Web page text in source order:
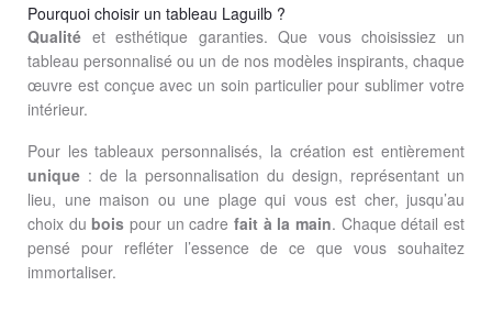
Pourquoi choisir un tableau Laguilb ?
Qualité et esthétique garanties. Que vous choisissiez un
tableau personnalisé ou un de nos modèles inspirants, chaque
œuvre est conçue avec un soin particulier pour sublimer votre
intérieur.
Pour les tableaux personnalisés, la création est entièrement
unique : de la personnalisation du design, représentant un
lieu, une maison ou une plage qui vous est cher, jusqu’au
choix dubois pour un cadrefait à la main. Chaque détail est
pensé pour refléter l’essence de ce que vous souhaitez
immortaliser.